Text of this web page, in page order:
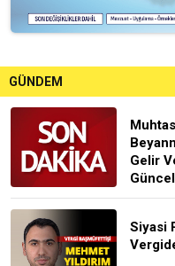
GÜNDEM
Gelir
Siyasi